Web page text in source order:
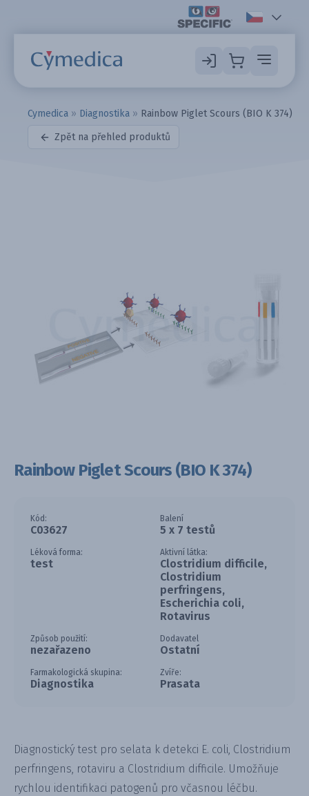
Cymedica » Diagnostika » Rainbow Piglet Scours (BIO K 374)
Zpět na přehled produktů
Rainbow Piglet Scours (BIO K 374)
Kód:
C03627
Balení
5 x 7 testů
Léková forma:
test
Aktivní látka:
Clostridium difficile,
Clostridium
perfringens,
Escherichia coli,
Rotavirus
Způsob použití:
nezařazeno
Dodavatel
Ostatní
Farmakologická skupina:
Diagnostika
Zvíře:
Prasata
Diagnostický test pro selata k detekci E. coli, Clostridium
perfringens, rotaviru a Clostridium difficile. Umožňuje
rychlou identifikaci patogenů pro včasnou léčbu.